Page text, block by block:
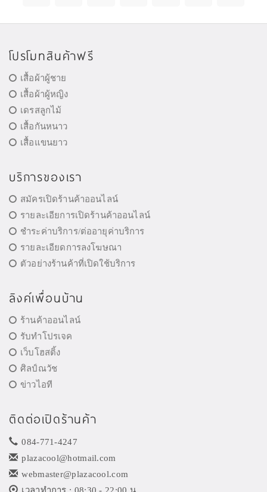
โปรโมทสินค้าฟรี
เสื้อผ้าผู้ชาย
เสื้อผ้าผู้หญิง
เดรสลูกไม้
เสื้อกันหนาว
เสื้อแขนยาว
บริการของเรา
สมัครเปิดร้านค้าออนไลน์
รายละเอียการเปิดร้านค้าออนไลน์
ชำระค่าบริการ/ต่ออายุค่าบริการ
รายละเอียดการลงโฆษณา
ตัวอย่างร้านค้าที่เปิดใช้บริการ
ลิงค์เพื่อนบ้าน
ร้านค้าออนไลน์
รับทำโปรเจค
เว็บโฮสติ้ง
ศิลป์ณวัช
ข่าวไอที
ติดต่อเปิดร้านค้า
084-771-4247
plazacool@hotmail.com
webmaster@plazacool.com